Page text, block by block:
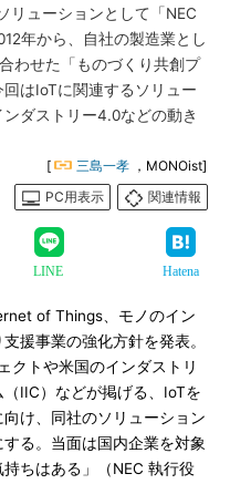
リューションとして「NEC
年から、自社の製造業とし
わせた「ものづくり共創プ
はIoTに関連するソリュー
ダストリー4.0などの動き
[ 三島一孝 ，MONOist]
PC用表示
関連情報
LINE Hatena
of Things、モノのイン
援事業の強化方針を発表。
クトや米国のインダストリ
IIC）などが掲げる、IoTを
け、同社のソリューション
る。当面は国内企業を対象
ちはある」（NEC 執行役